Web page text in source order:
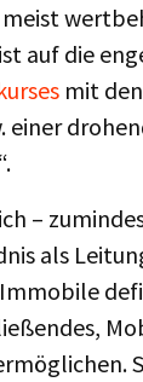
meist
auf die
mit den
einer
–
als